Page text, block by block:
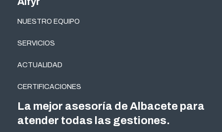
NUESTRO EQUIPO
SERVICIOS
ACTUALIDAD
CERTIFICACIONES
La mejor asesoría de Albacete para
atender todas las gestiones.